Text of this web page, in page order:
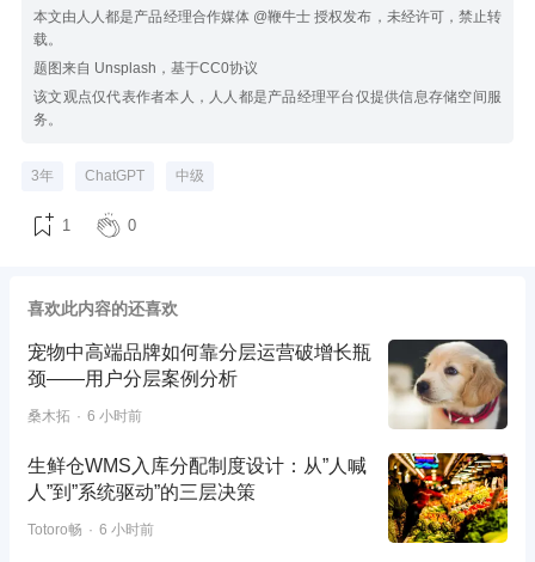
本文由人人都是产品经理合作媒体 @鞭牛士 授权发布，未经许可，禁止转
载。
题图来自 Unsplash，基于CC0协议
该文观点仅代表作者本人，人人都是产品经理平台仅提供信息存储空间服
务。
3年 ChatGPT 中级
1 0
喜欢此内容的还喜欢
宠物中高端品牌如何靠分层运营破增长瓶
颈——用户分层案例分析
桑木拓 6 小时前
生鲜仓WMS入库分配制度设计：从”人喊
人”到”系统驱动”的三层决策
Totoro畅 6 小时前